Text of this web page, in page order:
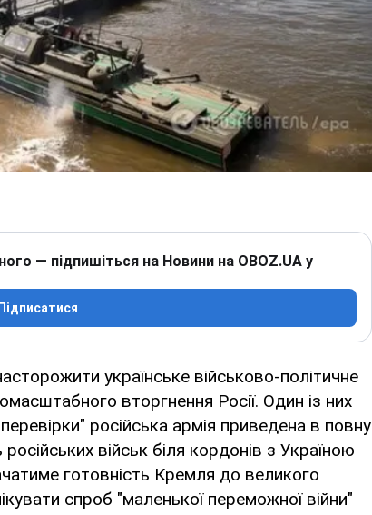
— підпишіться на Новини на OBOZ.UA у
Підписатися
українське військово-політичне
вторгнення Росії. Один із них
російська армія приведена в повну
військ біля кордонів з Україною
готовність Кремля до великого
спроб "маленької переможної війни"